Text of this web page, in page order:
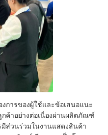
การของผู้ใช้และข้อเสนอแนะ
กค้าอย่างต่อเนื่องผ่านผลิตภัณฑ์
ส่วนร่วมในงานแสดงสินค้า